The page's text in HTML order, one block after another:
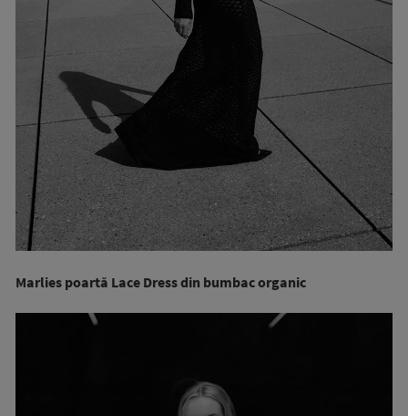
Marlies poartă Lace Dress din bumbac organic